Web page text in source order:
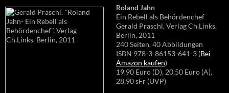
Roland Jahn
Ein Rebell als Behördenchef
Gerald Praschl, Verlag Ch.Links,
Berlin, 2011
240 Seiten, 40 Abbildungen
ISBN 978-3-86153-641-3 (Bei
Amazon kaufen)
19,90 Euro (D), 20,50 Euro (A),
28,90 sFr (UVP)